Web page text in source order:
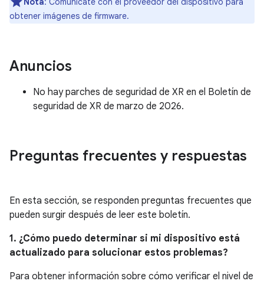
obtener imágenes de firmware.
Anuncios
No hay parches de seguridad de XR en el Boletín de
seguridad de XR de marzo de 2026.
Preguntas frecuentes y respuestas
En esta sección, se responden preguntas frecuentes que
pueden surgir después de leer este boletín.
1. ¿Cómo puedo determinar si mi dispositivo está
actualizado para solucionar estos problemas?
Para obtener información sobre cómo verificar el nivel de